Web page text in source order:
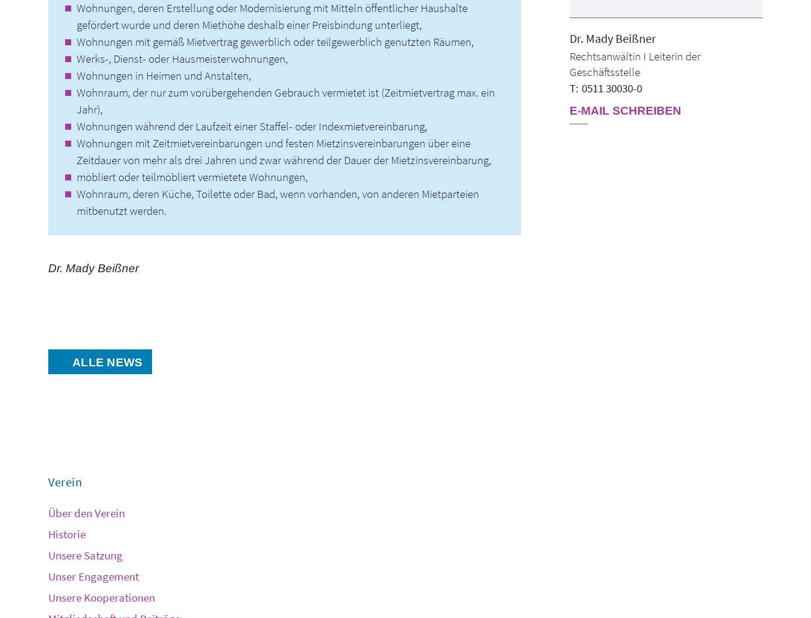
Wohnungen, deren Erstellung oder Modernisierung mit Mitteln öffentlicher Haushalte
gefördert wurde und deren Miethöhe deshalb einer Preisbindung unterliegt,
Wohnungen mit gemäß Mietvertrag gewerblich oder teilgewerblich genutzten Räumen,
Werks-, Dienst- oder Hausmeisterwohnungen,
Wohnungen in Heimen und Anstalten,
Wohnraum, der nur zum vorübergehenden Gebrauch vermietet ist (Zeitmietvertrag max. ein
Jahr),
Wohnungen während der Laufzeit einer Staffel- oder Indexmietvereinbarung,
Wohnungen mit Zeitmietvereinbarungen und festen Mietzinsvereinbarungen über eine
Zeitdauer von mehr als drei Jahren und zwar während der Dauer der Mietzinsvereinbarung,
möbliert oder teilmöbliert vermietete Wohnungen,
Wohnraum, deren Küche, Toilette oder Bad, wenn vorhanden, von anderen Mietparteien
mitbenutzt werden.
Dr. Mady Beißner
Dr M dy B ßn r
Rechtsanwältin I Leiterin der
Geschäftsstelle
0511 30030-0
E-MAIL SCHREIBEN
ALLE NEWS
Verein
Über den Verein
Historie
Unsere Satzung
Unser Engagement
Unsere Kooperationen